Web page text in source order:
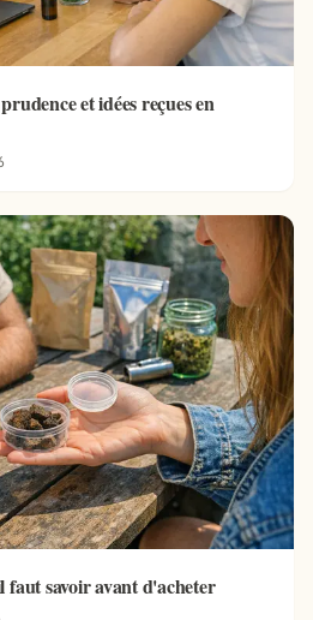
et idées reçues en
faut savoir avant d'acheter